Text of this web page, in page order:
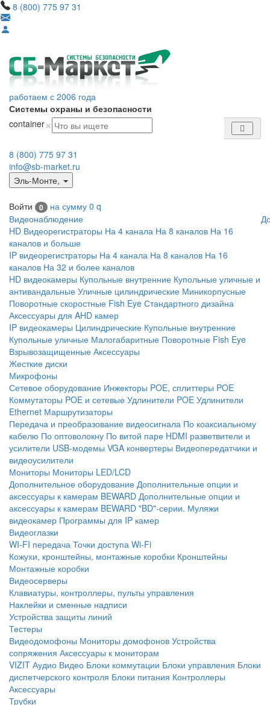
8 (800) 775 97 31
работаем с 2006 года
Системы охраны и безопасности
container×
8 (800) 775 97 31
info@sb-market.ru
Эль-Монте,
Войти 0 на сумму 0 q
Видеонаблюдение
HD Видеорегистраторы На 4 канала На 8 каналов На 16
каналов и больше
IP видеорегистраторы На 4 канала На 8 каналов На 16
каналов На 32 и более каналов
HD видеокамеры Купольные внутренние Купольные уличные и
антивандальные Уличные цилиндрические Миникорпусные
Поворотные скоростные Fish Eye Стандартного дизайна
Аксессуары для AHD камер
IP видеокамеры Цилиндрические Купольные внутренние
Купольные уличные Малогабаритные Поворотные Fish Eye
Взрывозащищенные Аксессуары
Жесткие диски
Микрофоны
Сетевое оборудование Инжекторы POE, сплиттеры POE
Коммутаторы POE и сетевые Удлинители POE Удлинители
Ethernet Маршрутизаторы
Передача и преобразование видеосигнала По коаксиальному
кабелю По оптоволокну По витой паре HDMI разветвители и
усилители USB-модемы VGA конвертеры Видеопередатчики и
видеоусилители
Мониторы Мониторы LED/LCD
Дополнительное оборудование Дополнительные опции и
аксессуары к камерам BEWARD Дополнительные опции и
аксессуары к камерам BEWARD "BD"-серии. Муляжи
видеокамер Программы для IP камер
Видеоглазки
WI-FI передача Точки доступа Wi-Fi
Кожухи, кронштейны, монтажные коробки Кронштейны
Монтажные коробки
Видеосерверы
Клавиатуры, контроллеры, пульты управления
Наклейки и сменные надписи
Устройства защиты линий
Тестеры
Видеодомофоны Мониторы домофонов Устройства
сопряжения Аксессуары к мониторам
VIZIT Аудио Видео Блоки коммутации Блоки управления Блоки
диспетчерского контроля Блоки питания Контроллеры
Аксессуары
Трубки